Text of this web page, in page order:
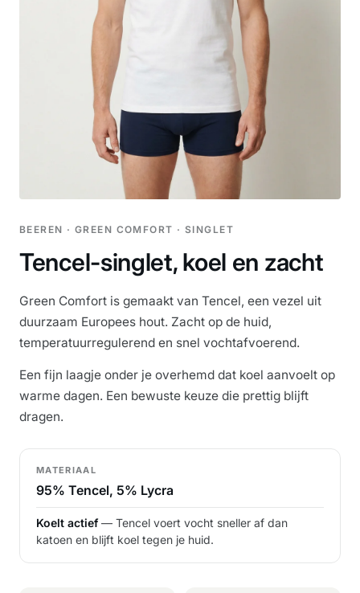
BEEREN · GREEN COMFORT · SINGLET
Tencel-singlet, koel en zacht
Green Comfort is gemaakt van Tencel, een vezel uit
duurzaam Europees hout. Zacht op de huid,
temperatuurregulerend en snel vochtafvoerend.
Een fijn laagje onder je overhemd dat koel aanvoelt op
warme dagen. Een bewuste keuze die prettig blijft
dragen.
MATERIAAL
95% Tencel, 5% Lycra
Koelt actief— Tencel voert vocht sneller af dan
katoen en blijft koel tegen je huid.